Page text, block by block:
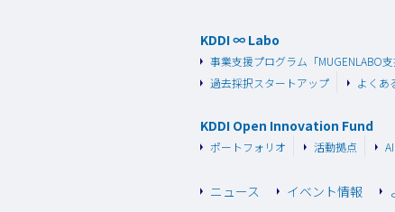
KDDI ∞ Labo
事業支援プログラム 「MUGENLABO
過去採択スタートアップ
よくあ
KDDI Open Innovation Fund
ポートフォリオ 活動拠点
ニュース イベント情報